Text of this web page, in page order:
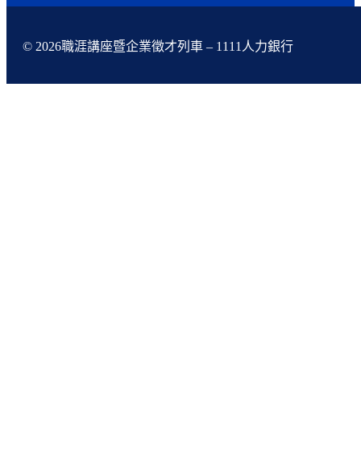
© 2026職涯講座暨企業徵才列車 – 1111人力銀行